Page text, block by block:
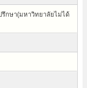
รึกษา(มหาวิทยาลัยไม่ได้